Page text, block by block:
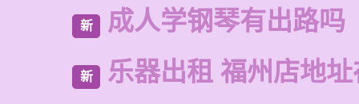
新 成人学钢琴有出路吗
新 乐器出租 福州店地